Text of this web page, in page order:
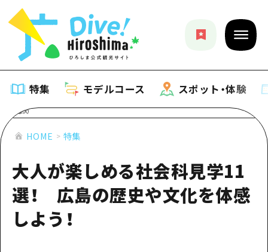
特集 モデルコース スポット・体験
特集
特集一覧
おすすめ
モデルコース
モデルコース一覧
スポット・体験
HOME 特集
大人が楽しめる社会科見学11
選！ 広島の歴史や文化を体感
しよう！